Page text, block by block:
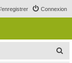
Connexion